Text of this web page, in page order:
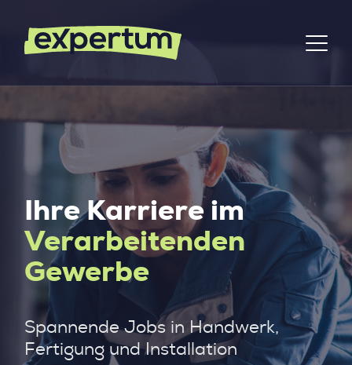
Ihre Karriere im
Verarbeitenden
Gewerbe
Spannende Jobs in Handwerk,
Fertigung und Installation